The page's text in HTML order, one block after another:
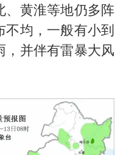
、黄淮等地仍多阵
不均，一般有小到
，并伴有雷暴大风